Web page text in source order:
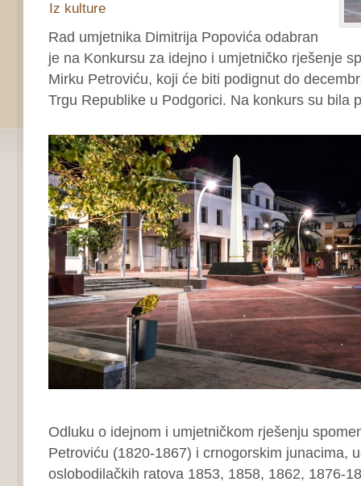
Iz kulture
Rad umjetnika Dimitrija Popovića odabran
je na Konkursu za idejno i umjetničko rješenje
Mirku Petroviću, koji će biti podignut do
Trgu Republike u Podgorici. Na konkurs su bila
Odluku o idejnom i umjetničkom rješenju
Petroviću (1820-1867) i crnogorskim junacima,
oslobodilačkih ratova 1853, 1858, 1862, 1876-